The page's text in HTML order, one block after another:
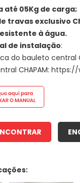
até 05Kg de carga;
travas exclusivo
à água.
de instalação:
do bauleto central
CHAPAM: